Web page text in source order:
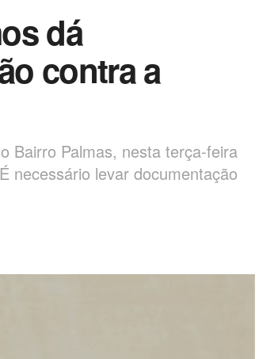
dá
contra a
Bairro Palmas, nesta terça-feira
necessário levar documentação